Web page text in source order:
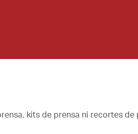
kits de prensa ni recortes